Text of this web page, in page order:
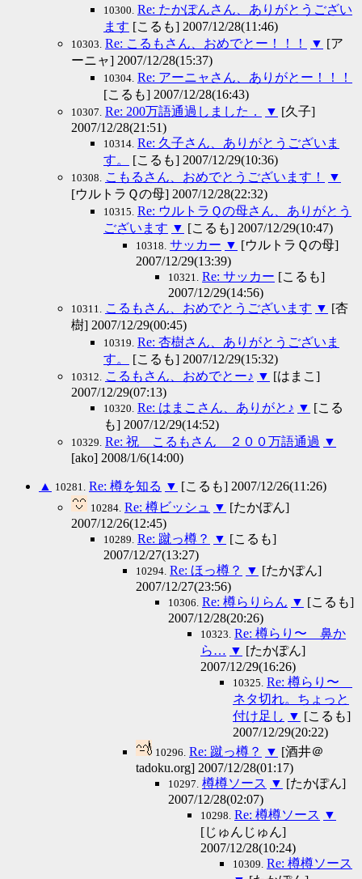
10300. Re: たかぽんさん、ありがとうござい
ます [こるも] 2007/12/28(11:46)
10303. Re: こるもさん、おめでとー！！！ ▼ [ア
ーニャ] 2007/12/28(15:37)
10304. Re: アーニャさん、ありがとー！！！
[こるも] 2007/12/28(16:43)
10307. Re: 200万語通過しました． ▼ [久子]
2007/12/28(21:51)
10314. Re: 久子さん、ありがとうございま
す。
[こるも] 2007/12/29(10:36)
10308. こもるさん、おめでとうございます！
▼
[ウルトラＱの母] 2007/12/28(22:32)
10315. Re: ウルトラＱの母さん、ありがとう
ございます ▼ [こるも] 2007/12/29(10:47)
10318. サッカー ▼ [ウルトラＱの母]
2007/12/29(13:39)
10321. Re: サッカー [こるも]
2007/12/29(14:56)
10311. こるもさん、おめでとうございます ▼ [杏
樹] 2007/12/29(00:45)
10319. Re: 杏樹さん、ありがとうございま
す。
[こるも] 2007/12/29(15:32)
10312. こるもさん、おめでとー♪ ▼ [はまこ]
2007/12/29(07:13)
10320. Re: はまこさん、ありがと♪ ▼ [こる
も] 2007/12/29(14:52)
10329. Re: 祝 こるもさん ２００万語通過 ▼
[ako] 2008/1/6(14:00)
▲ 10281. Re: 樽を知る ▼ [こるも] 2007/12/26(11:26)
10284. Re: 樽ビッシュ ▼ [たかぽん]
2007/12/26(12:45)
10289. Re: 蹴っ樽？ ▼ [こるも]
2007/12/27(13:27)
10294. Re: ほっ樽？ ▼ [たかぽん]
2007/12/27(23:56)
10306. Re: 樽らりらん ▼ [こるも]
2007/12/28(20:26)
10323. Re: 樽らり〜 鼻か
ら… ▼ [たかぽん]
2007/12/29(16:26)
10325. Re: 樽らり〜
ネタ切れ。ちょっと
付け足し ▼ [こるも]
2007/12/29(20:22)
10296. Re: 蹴っ樽？ ▼ [酒井＠
tadoku.org] 2007/12/28(01:17)
10297. 樽樽ソース ▼ [たかぽん]
2007/12/28(02:07)
10298. Re: 樽樽ソース ▼
[じゅんじゅん]
2007/12/28(10:24)
10309. Re: 樽樽ソース